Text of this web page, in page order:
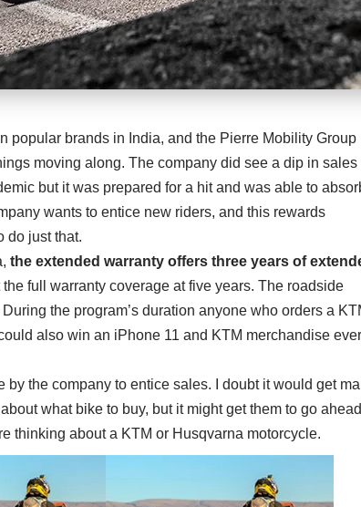
popular brands in India, and the Pierre Mobility Group
moving along. The company did see a dip in sales
but it was prepared for a hit and was able to
wants to entice new riders, and this rewards
do just that.
, the extended warranty offers three years of
full warranty coverage at five years. The roadside
the program’s duration anyone who orders a
also win an iPhone 11 and KTM merchandise
by the company to entice sales. I doubt it would get
what bike to buy, but it might get them to go ahead
thinking about a KTM or Husqvarna motorcycle.